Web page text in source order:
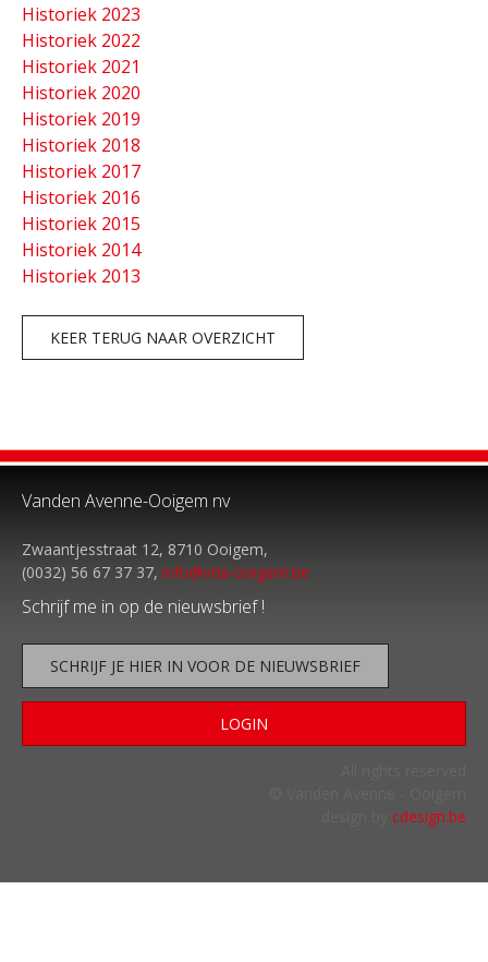
Historiek 2023
Historiek 2022
Historiek 2021
Historiek 2020
Historiek 2019
Historiek 2018
Historiek 2017
Historiek 2016
Historiek 2015
Historiek 2014
Historiek 2013
KEER TERUG NAAR OVERZICHT
Vanden Avenne-Ooigem nv
Zwaantjesstraat 12, 8710 Ooigem,
(0032) 56 67 37 37, info@vda-ooigem.be
Schrijf me in op de nieuwsbrief !
SCHRIJF JE HIER IN VOOR DE NIEUWSBRIEF
LOGIN
cdesign.be